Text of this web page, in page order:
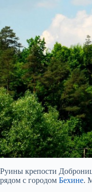
Руины крепости
рядом с городом Бехине.